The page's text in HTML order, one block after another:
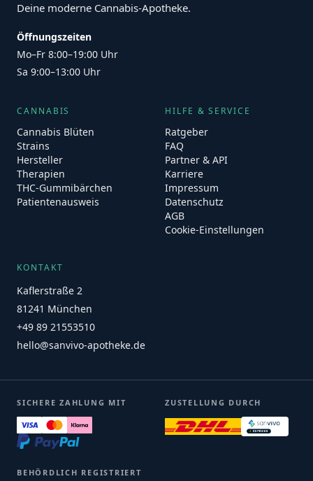
Deine moderne Cannabis-Apotheke.
Öffnungszeiten
Mo–Fr 8:00–19:00 Uhr
Sa 9:00–13:00 Uhr
CANNABIS
Cannabis Blüten
Strains
Hersteller
Therapien
THC-Gummibärchen
Patientenausweis
HILFE & SERVICE
Ratgeber
FAQ
Partner & API
Karriere
Impressum
Datenschutz
AGB
Cookie-Einstellungen
KONTAKT
Kaflerstraße 2
81241 München
+49 89 21553510
hello@sanvivo-apotheke.de
SICHERE ZAHLUNG MIT ZUSTELLUNG DURCH
BEHÖRDLICH REGISTRIERT